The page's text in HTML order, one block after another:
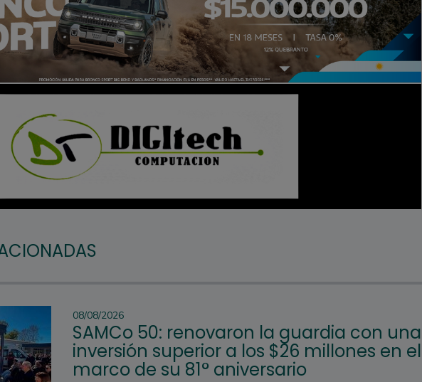
08/08/2026
SAMCo 50: renovaron la guardia con una
inversión superior a los $26 millones en el
marco de su 81° aniversario